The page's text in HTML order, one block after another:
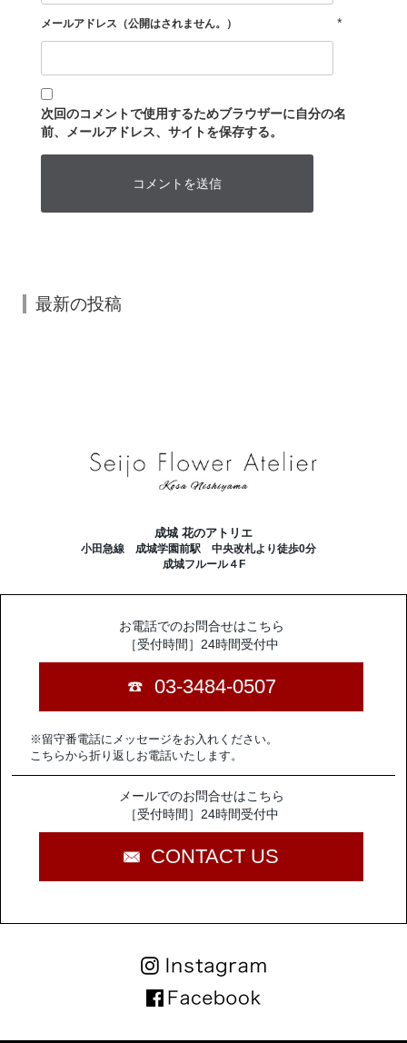
メールアドレス（公開はされません。） *
次回のコメントで使用するためブラウザーに自分の名
前、メールアドレス、サイトを保存する。
最新の投稿
成城 花のアトリエ
小田急線 成城学園前駅 中央改札より徒歩0分
成城フルール４F
お電話でのお問合せはこちら
［受付時間］24時間受付中
03-3484-0507
※留守番電話にメッセージをお入れください。
こちらから折り返しお電話いたします。
メールでのお問合せはこちら
［受付時間］24時間受付中
CONTACT US